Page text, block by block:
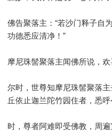
佛告聚落主：“若沙门释子自
功德悉应清净！”
摩尼珠髻聚落主闻佛所说，欢
尔时，世尊知摩尼珠髻聚落
丘依止迦兰陀竹园住者，悉
时，尊者阿难即受佛教，周